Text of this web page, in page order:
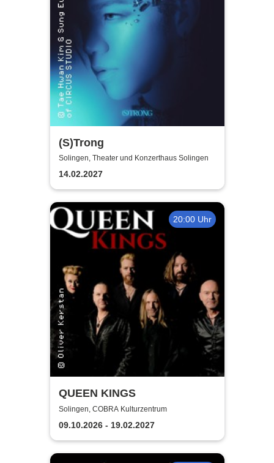
(S)Trong
Solingen, Theater und Konzerthaus Solingen
14.02.2027
20:00 Uhr
QUEEN KINGS
Solingen, COBRA Kulturzentrum
09.10.2026 - 19.02.2027